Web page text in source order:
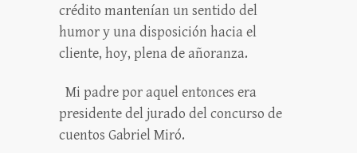
crédito mantenían un sentido del
humor y una disposición hacia el
cliente, hoy, plena de añoranza.
Mi padre por aquel entonces era
presidente del jurado del concurso de
cuentos Gabriel Miró.